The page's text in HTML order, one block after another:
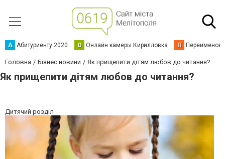
А Абитуриенту 2020 О Онлайн камеры Кирилловка П
Головна Бізнес новини Як прищепити дітям любов до читання?
Як прищепити дітям любов до читання?
Дитячий розділ